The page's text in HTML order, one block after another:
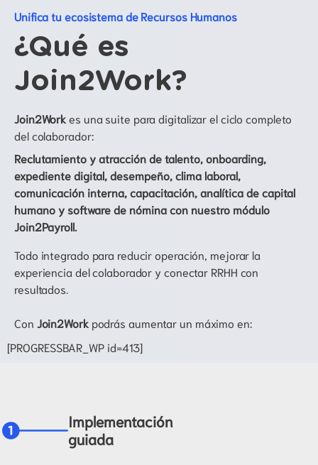
Unifica tu ecosistema de Recursos Humanos
¿Qué es
Join2Work?
Join2Workes una suite para digitalizar el ciclo completo
del colaborador:
Reclutamiento y atracción de talento, onboarding,
expediente digital, desempeño, clima laboral,
comunicación interna, capacitación, analítica de capital
humano y software de nómina con nuestro módulo
Join2Payroll.
Todo integrado para reducir operación, mejorar la
experiencia del colaborador y conectar RRHH con
resultados.
Con Join2Workpodrás aumentar un máximo en:
[PROGRESSBAR_WP id=413]
Implementación
guiada